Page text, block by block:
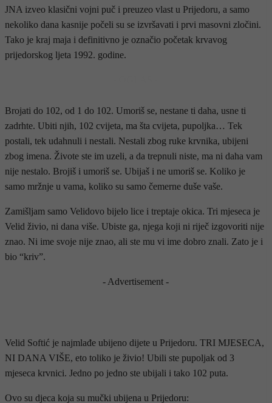
JNA izveo klasični vojni puč i preuzeo vlast u Prijedoru, a samo
nekoliko dana kasnije počeli su se izvršavati i prvi masovni zločini.
Tako je kraj maja i definitivno je označio početak krvavog
prijedorskog ljeta 1992. godine.
Brojati do 102, od 1 do 102. Umoriš se, nestane ti daha, usne ti
zadrhte. Ubiti njih, 102 cvijeta, ma šta cvijeta, pupoljka… Tek
postali, tek udahnuli i nestali. Nestali zbog ruke krvnika, ubijeni
zbog imena. Živote ste im uzeli, a da trepnuli niste, ma ni daha vam
nije nestalo. Brojiš i umoriš se. Ubijaš i ne umoriš se. Koliko je
samo mržnje u vama, koliko su samo čemerne duše vaše.
Zamišljam samo Velidovo bijelo lice i treptaje okica. Tri mjeseca je
Velid živio, ni dana više. Ubiste ga, njega koji ni riječ izgovoriti nije
znao. Ni ime svoje nije znao, ali ste mu vi ime dobro znali. Zato je i
bio “kriv”.
- Advertisement -
Velid Softić je najmlađe ubijeno dijete u Prijedoru. TRI MJESECA,
NI DANA VIŠE, eto toliko je živio! Ubili ste pupoljak od 3
mjeseca krvnici. Jedno po jedno ste ubijali i tako 102 puta.
Ovo su djeca koja su mučki ubijena u Prijedoru: